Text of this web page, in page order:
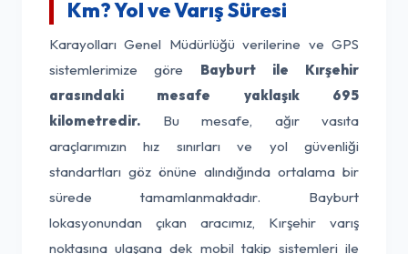
Km? Yol ve Varış Süresi
Karayolları Genel Müdürlüğü verilerine ve GPS
sistemlerimize göre Bayburt ile Kırşehir
arasındaki mesafe yaklaşık 695
kilometredir. Bu mesafe, ağır vasıta
araçlarımızın hız sınırları ve yol güvenliği
standartları göz önüne alındığında ortalama bir
sürede tamamlanmaktadır. Bayburt
lokasyonundan çıkan aracımız, Kırşehir varış
noktasına ulaşana dek mobil takip sistemleri ile